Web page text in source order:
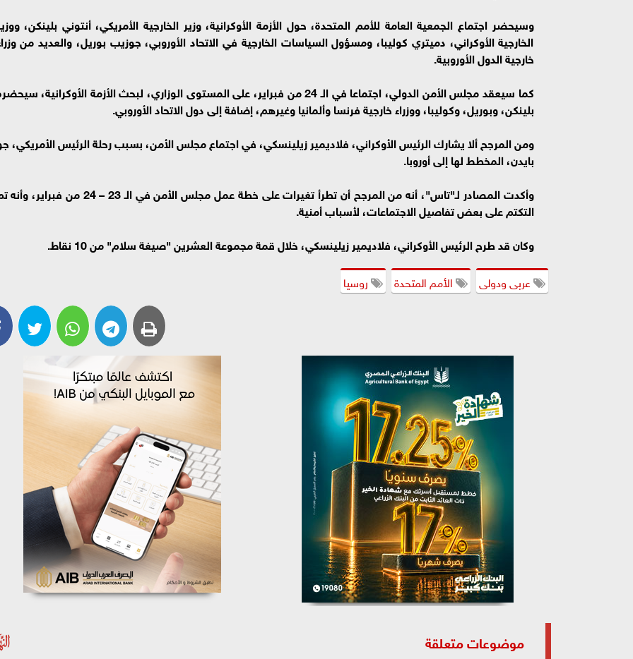
وسيحضر اجتماع الجمعية العامة للأمم المتحدة، حول الأزمة الأوكرانية، وزير الخارجية الأمريكي، أنتوني بلينكن،
الخارجية الأوكراني، دميتري كوليبا، ومسؤول السياسات الخارجية في الاتحاد الأوروبي، جوزيب بوريل، والعديد من
خارجية الدول الأوروبية.
كما سيعقد مجلس الأمن الدولي، اجتماعا في الـ 24 من فبراير، على المستوى الوزاري، لبحث الأزمة الأوكرانية،
بلينكن، وبوريل، وكوليبا، ووزراء خارجية فرنسا وألمانيا وغيرهم، إضافة إلى دول الاتحاد الأوروبي.
ومن المرجح ألا يشارك الرئيس الأوكراني، فلاديمير زيلينسكي، في اجتماع مجلس الأمن، بسبب رحلة الرئيس الأمريكي،
بايدن، المخطط لها إلى أوروبا.
وأكدت المصادر لـ"تاس"، أنه من المرجح أن تطرأ تغيرات على خطة عمل مجلس الأمن في الـ 23 – 24 من
التكتم على بعض تفاصيل الاجتماعات، لأسباب أمنية.
وكان قد طرح الرئيس الأوكراني، فلاديمير زيلينسكي، خلال قمة مجموعة العشرين "صيغة سلام" من 10 نقاط.
عربى ودولى الأمم المتحدة روسيا
موضوعات متعلقة